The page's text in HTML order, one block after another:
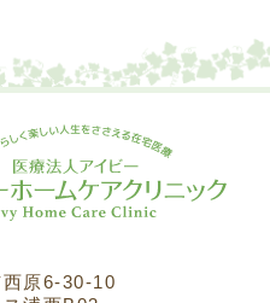
原6-30-10